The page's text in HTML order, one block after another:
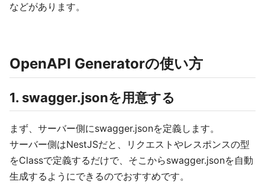
などがあります。
OpenAPI Generatorの使い方
1. swagger.jsonを用意する
まず、サーバー側にswagger.jsonを定義します。
サーバー側はNestJSだと、リクエストやレスポンスの型
をClassで定義するだけで、そこからswagger.jsonを自動
生成するようにできるのでおすすめです。